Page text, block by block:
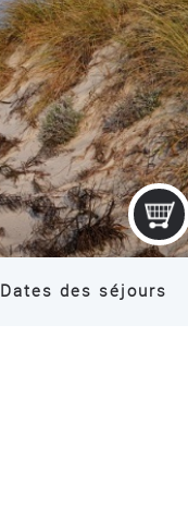
Dates des séjours